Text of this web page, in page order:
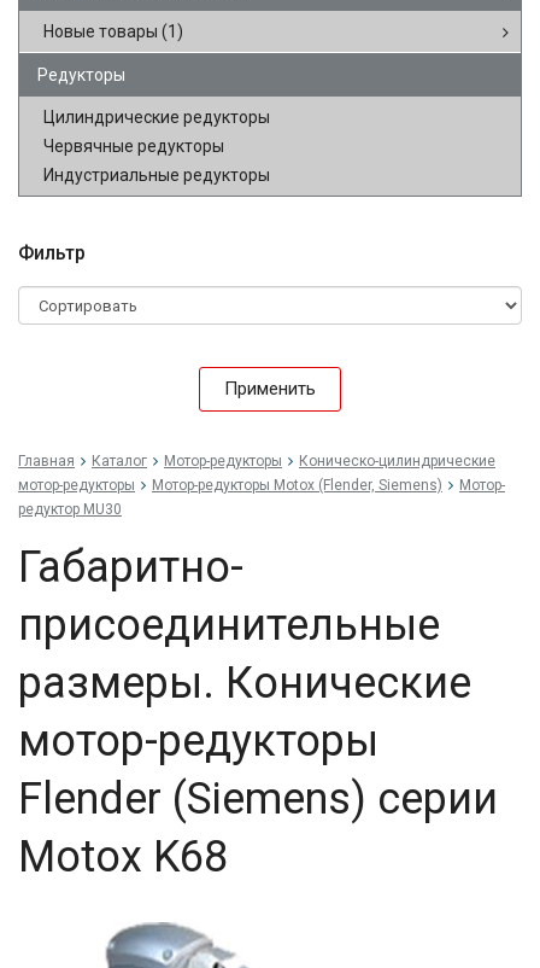
Новые товары (1)
Редукторы
Цилиндрические редукторы
Червячные редукторы
Индустриальные редукторы
Фильтр
Применить
Главная Каталог Мотор-редукторы
Коническо-цилиндрические
мотор-редукторы
Мотор-редукторы Motox (Flender, Siemens)
Мотор-
редуктор MU30
Габаритно-
присоединительные
размеры. Конические
мотор-редукторы
Flender (Siemens) серии
Motox K68